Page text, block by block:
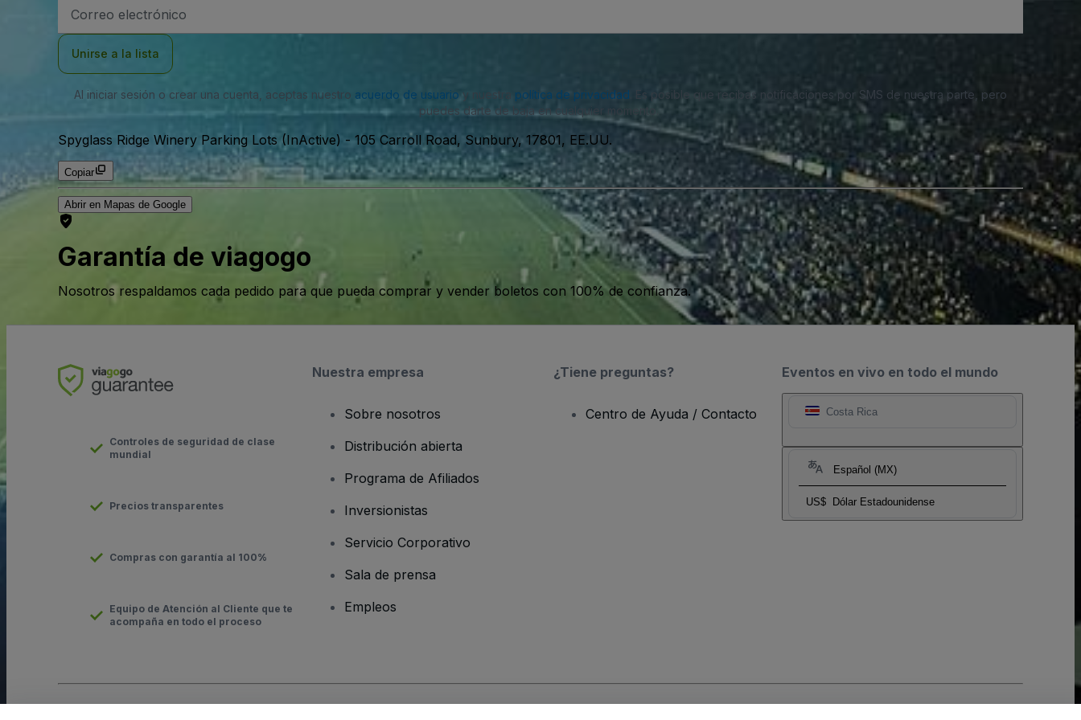
de
Unirse a la lista
Al iniciar sesión o crear una cuenta, aceptas nuestro acuerdo de usuario y nuestra política de privacidad . Es posible que recibas notificaciones por SMS de nuestra parte, pero
puedes darte de baja en cualquier momento.
Spyglass Ridge Winery Parking Lots (InActive) -105 Carroll Road, Sunbury, 17801, EE.UU.
Copiar
Abrir en Mapas de Google
Garantía de viagogo
Nosotros respaldamos cada pedido para que pueda comprar y vender boletos con 100% de confianza.
Eventos en vivo en todo el mundo
Costa Rica
Español (MX)
US$ Dólar Estadounidense
Controles de seguridad de clase
mundial
Precios transparentes
Compras con garantía al 100%
Equipo de Atención al Cliente que te
acompaña en todo el proceso
Nuestra empresa
Sobre nosotros
Distribución abierta
Programa de Afiliados
Inversionistas
Servicio Corporativo
Sala de prensa
Empleos
¿Tiene preguntas?
Centro de Ayuda / Contacto